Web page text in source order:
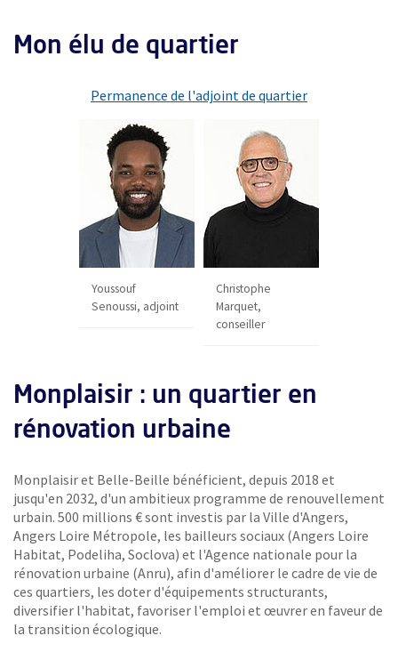
Mon élu de quartier
Permanence de l'adjoint de quartier
Youssouf
Senoussi, adjoint
Christophe
Marquet,
conseiller
Monplaisir : un quartier en
rénovation urbaine
Monplaisir et Belle-Beille bénéficient, depuis 2018 et
jusqu'en 2032, d'un ambitieux programme de renouvellement
urbain. 500 millions € sont investis par la Ville d'Angers,
Angers Loire Métropole, les bailleurs sociaux (Angers Loire
Habitat, Podeliha, Soclova) et l'Agence nationale pour la
rénovation urbaine (Anru), afin d'améliorer le cadre de vie de
ces quartiers, les doter d'équipements structurants,
diversifier l'habitat, favoriser l'emploi et œuvrer en faveur de
la transition écologique.